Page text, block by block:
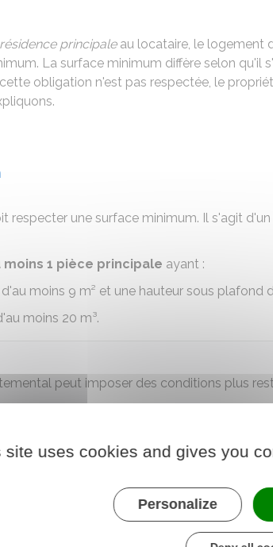
résidence principaleau locataire, le logement
La surface minimum diffère selon qu'il
obligation n'est pas respectée, le
respecter une surface minimum. Il s'agit
moins 1 pièce principale ayant :
moins 9 m² et une hauteur sous plafond
moins 20 m³.
peut imposer des conditions plus
décent
péril, ...) : quel recours ?
site uses cookies and gives you
Personalize